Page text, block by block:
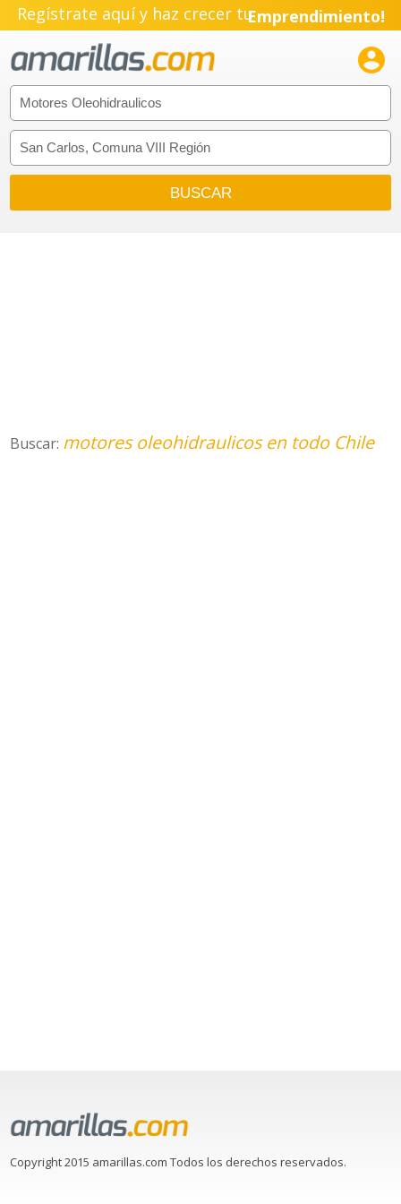
Regístrate aquí y haz crecer tuEmprendimiento!

Buscar: motores oleohidraulicos en todo Chile
Copyright 2015 amarillas.com Todos los derechos reservados.